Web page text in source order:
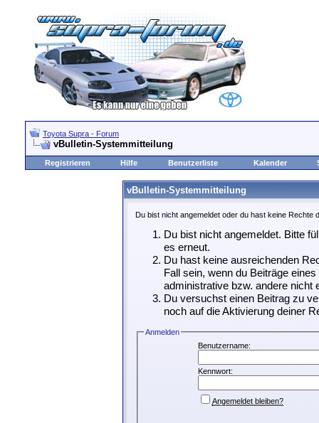
Toyota Supra - Forum
vBulletin-Systemmitteilung
Registrieren Hilfe Benutzerliste Kalender
vBulletin-Systemmitteilung
Du bist nicht angemeldet oder du hast keine Rechte
Du bist nicht angemeldet. Bitte
es erneut.
Du hast keine ausreichenden
Fall sein, wenn du Beiträge
administrative bzw. andere nicht
Du versuchst einen Beitrag zu
noch auf die Aktivierung deiner
Anmelden
Benutzername:
Kennwort:
Angemeldet bleiben?